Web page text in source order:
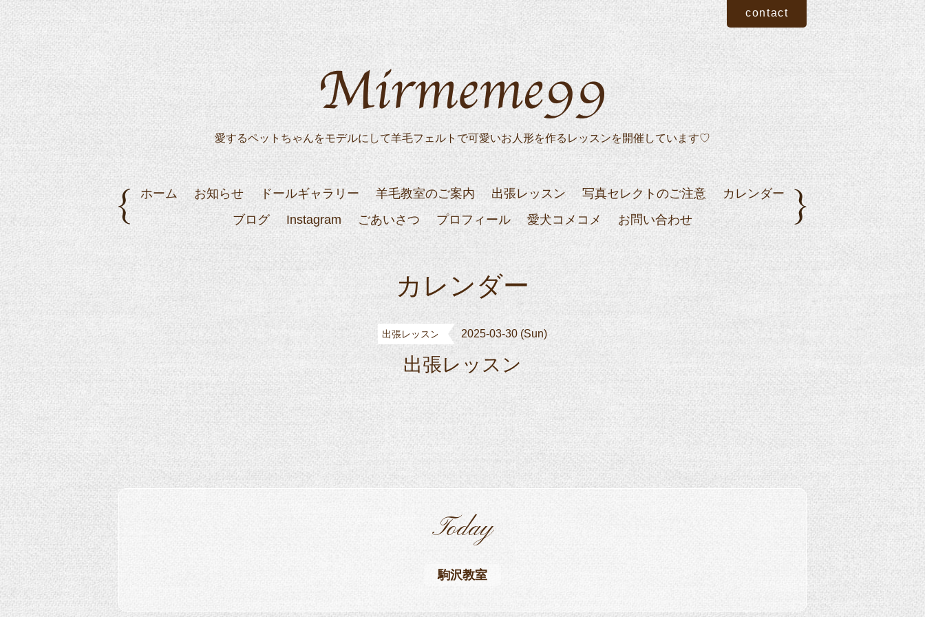
愛するペットちゃんをモデルにして羊毛フェルトで可愛いお人形を作るレッスンを開催しています♡
contact
ホーム お知らせ ドールギャラリー 羊毛教室のご案内 出張レッスン 写真セレクトのご注意
カレンダー
ブログ
Instagram ごあいさつ プロフィール 愛犬コメコメ お問い合わせ
カレンダー
出張レッスン 2025-03-30 (Sun)
出張レッスン
Today
駒沢教室